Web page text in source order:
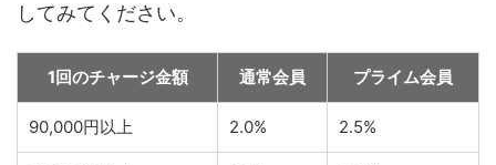
してみてください。
1回のチャージ金額 通常会員 プライム会員
90,000円以上 2.0% 2.5%